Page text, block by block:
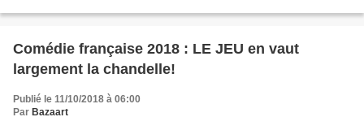
Comédie française 2018 : LE JEU en vaut
largement la chandelle!
Publié le 11/10/2018 à 06:00
Par Bazaart